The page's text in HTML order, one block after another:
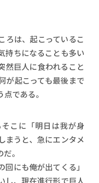
ろは、起こっているこ
持ちになることも多い
然巨人に食われること
が起こっても最後まで
である。
こに「明日は我が身
まうと、急にエンタメ
。
にも俺が出てくる」
し、現在進行形で巨人